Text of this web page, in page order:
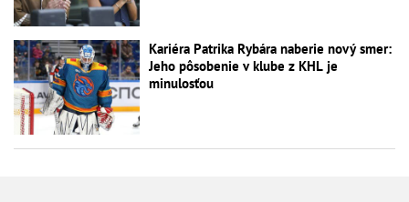
Kariéra Patrika Rybára naberie nový smer:
Jeho pôsobenie v klube z KHL je
minulosťou